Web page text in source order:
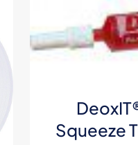
Squeeze